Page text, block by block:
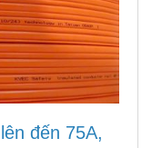
đến 75A,